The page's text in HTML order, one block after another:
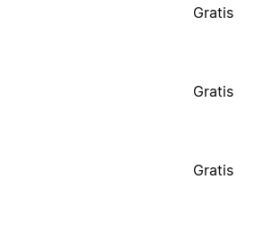
Gratis
Gratis
Gratis